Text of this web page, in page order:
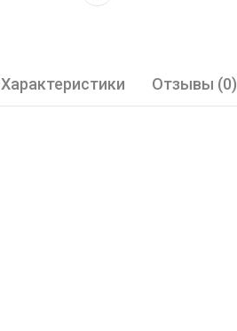
Характеристики Отзывы (0)